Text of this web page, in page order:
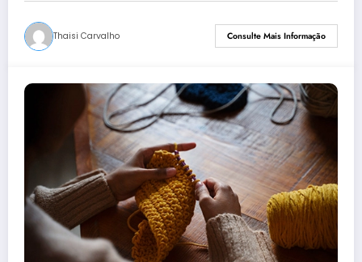
Thaisi Carvalho Consulte Mais Informação